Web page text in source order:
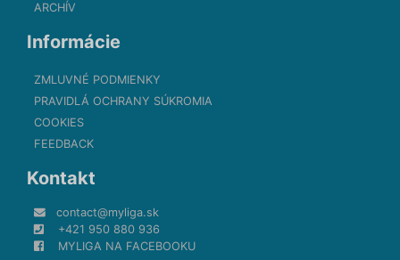
ARCHÍV
Informácie
ZMLUVNÉ PODMIENKY
PRAVIDLÁ OCHRANY SÚKROMIA
COOKIES
FEEDBACK
Kontakt
contact@myliga.sk
+421 950 880 936
MYLIGA NA FACEBOOKU